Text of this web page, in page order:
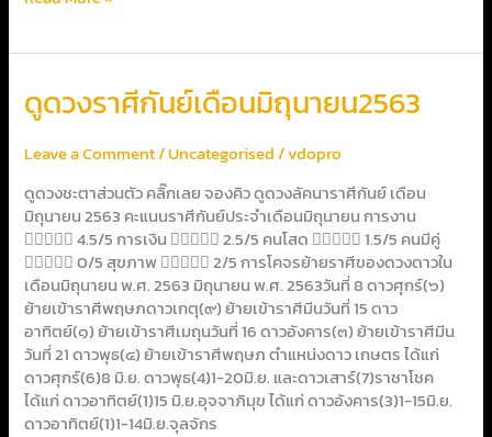
ดูดวงราศีกันย์เดือนมิถุนายน2563
Leave a Comment/Uncategorised/vdopro
ดูดวงชะตาส่วนตัว คลิ๊กเลย จองคิว ดูดวงลัคนาราศีกันย์ เดือน
มิถุนายน 2563 คะแนนราศีกันย์ประจำเดือนมิถุนายน การงาน
 4.5/5 การเงิน  2.5/5 คนโสด  1.5/5 คนมีคู่
 0/5 สุขภาพ  2/5 การโคจรย้ายราศีของดวงดาวใน
เดือนมิถุนายน พ.ศ. 2563 มิถุนายน พ.ศ. 2563วันที่ 8 ดาวศุกร์(๖)
ย้ายเข้าราศีพฤษภดาวเกตุ(๙) ย้ายเข้าราศีมีนวันที่ 15 ดาว
อาทิตย์(๑) ย้ายเข้าราศีเมถุนวันที่ 16 ดาวอังคาร(๓) ย้ายเข้าราศีมีน
วันที่ 21 ดาวพุธ(๔) ย้ายเข้าราศีพฤษภ ตำแหน่งดาว เกษตร ได้แก่
ดาวศุกร์(6)8 มิ.ย. ดาวพุธ(4)1-20มิ.ย. และดาวเสาร์(7)ราชาโชค
ได้แก่ ดาวอาทิตย์(1)15 มิ.ย.อุจจาภิมุข ได้แก่ ดาวอังคาร(3)1-15มิ.ย.
ดาวอาทิตย์(1)1-14มิ.ย.จุลจักร
วง
กันย์
มิถุนายน2563